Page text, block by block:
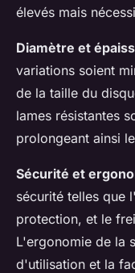
élevés mais
Diamètre et
variations soient
de la taille du
lames résistantes
prolongeant ainsi
Sécurité et
sécurité telles que
protection, et le
L'ergonomie de la
d'utilisation et la